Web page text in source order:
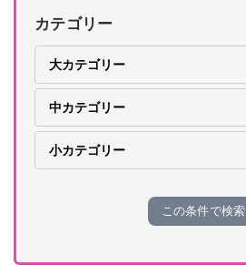
カテゴリー
この条件で検索